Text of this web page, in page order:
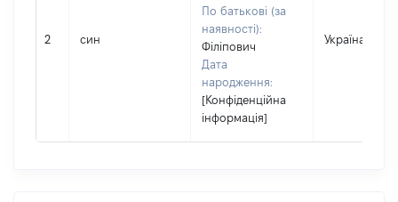
2 син
По батькові (за
наявності):
Філіпович
Дата
народження:
[Конфіденційна
інформація]
Україна